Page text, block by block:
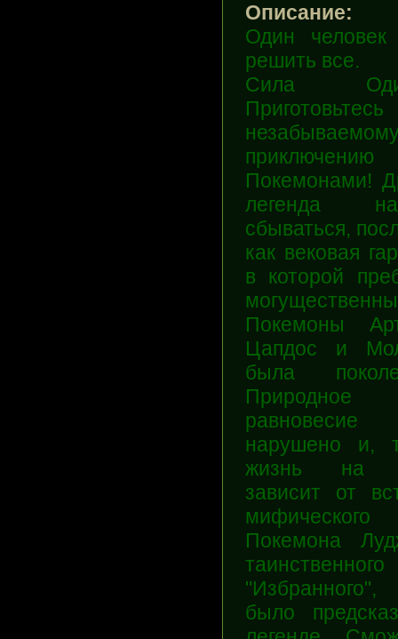
Описание:
Один
решить все.
Сила
Покемонами!
легенда
сбываться,
как вековая
в которой
Покемоны
Цапдос и
была
Природное
нарушено и,
жизнь на
зависит от
мифического
Покемона
таинственного
было